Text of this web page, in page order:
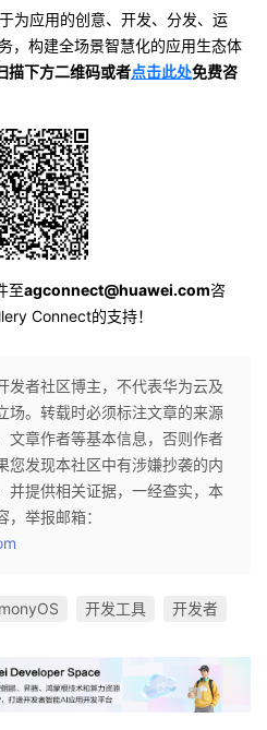
为应用的创意、开发、分发、运
，构建全场景智慧化的应用生态体
描下方二维码或者点击此处免费咨
至agconnect@huawei.com咨
Connect的支持！
发者社区博主，不代表华为云及
场。转载时必须标注文章的来源
文章作者等基本信息，否则作者
您发现本社区中有涉嫌抄袭的内
并提供相关证据，一经查实，本
举报邮箱：
开发工具
开发者